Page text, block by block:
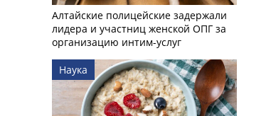
Алтайские полицейские задержали
лидера и участниц женской ОПГ за
организацию интим-услуг
Наука